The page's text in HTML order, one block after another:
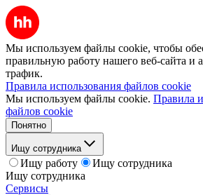
Мы используем файлы cookie, чтобы
правильную работу нашего веб-сайта и
трафик.
Правила использования файлов cookie
Мы используем файлы cookie. Правила
файлов cookie
Понятно
Ищу сотрудника
Ищу работу
Ищу сотрудника
Ищу сотрудника
Сервисы